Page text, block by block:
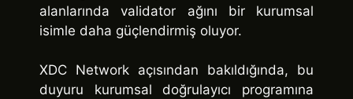
alanlarında validator ağını bir kurumsal
isimle daha güçlendirmiş oluyor.
XDC Network açısından bakıldığında, bu
duyuru kurumsal doğrulayıcı programına